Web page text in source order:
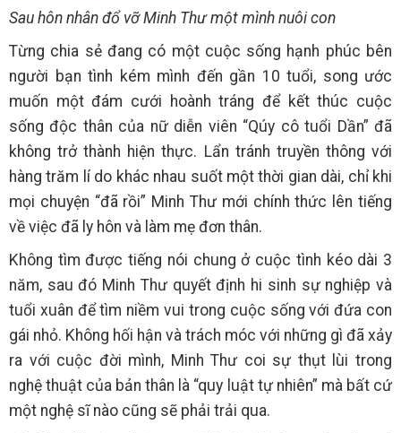
Sau hôn nhân đổ vỡ Minh Thư một mình nuôi con
Từng chia sẻ đang có một cuộc sống hạnh phúc bên
người bạn tình kém mình đến gần 10 tuổi, song ước
muốn một đám cưới hoành tráng để kết thúc cuộc
sống độc thân của nữ diễn viên “Qúy cô tuổi Dần” đã
không trở thành hiện thực. Lẩn tránh truyền thông với
hàng trăm lí do khác nhau suốt một thời gian dài, chỉ khi
mọi chuyện “đã rồi” Minh Thư mới chính thức lên tiếng
về việc đã ly hôn và làm mẹ đơn thân.
Không tìm được tiếng nói chung ở cuộc tình kéo dài 3
năm, sau đó Minh Thư quyết định hi sinh sự nghiệp và
tuổi xuân để tìm niềm vui trong cuộc sống với đứa con
gái nhỏ. Không hối hận và trách móc với những gì đã xảy
ra với cuộc đời mình, Minh Thư coi sự thụt lùi trong
nghệ thuật của bản thân là “quy luật tự nhiên” mà bất cứ
một nghệ sĩ nào cũng sẽ phải trải qua.